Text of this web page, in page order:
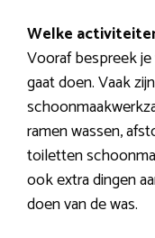
Welke
Vooraf bespreek
gaat doen. Vaak
ramen wassen,
toiletten
ook extra dingen
doen van de was.